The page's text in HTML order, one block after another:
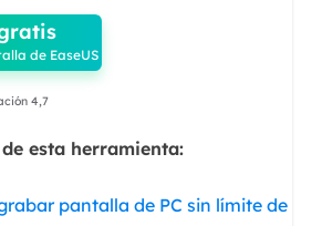
de EaseUS
4,7
esta herramienta:
pantalla de PC sin límite de